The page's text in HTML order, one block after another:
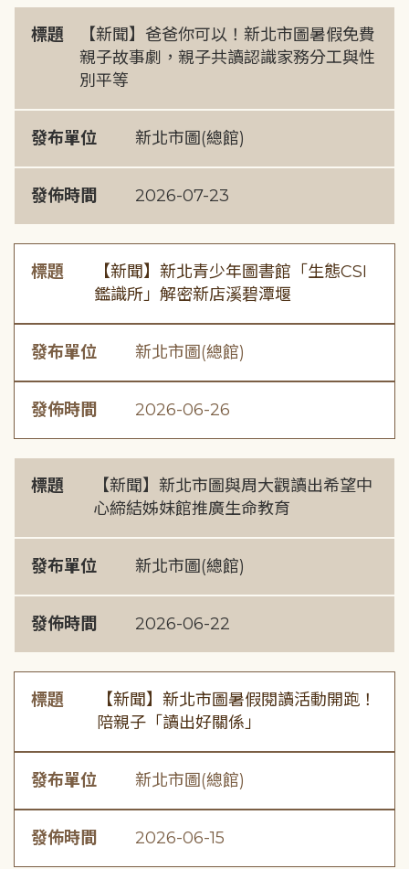
標題
【新聞】爸爸你可以！新北市圖暑假免費
親子故事劇，親子共讀認識家務分工與性
別平等
發布單位 新北市圖(總館)
發佈時間 2026-07-23
標題
【新聞】新北青少年圖書館「生態CSI
鑑識所」解密新店溪碧潭堰
發布單位 新北市圖(總館)
發佈時間 2026-06-26
標題
【新聞】新北市圖與周大觀讀出希望中
心締結姊妹館推廣生命教育
發布單位 新北市圖(總館)
發佈時間 2026-06-22
標題
【新聞】新北市圖暑假閱讀活動開跑！
陪親子「讀出好關係」
發布單位 新北市圖(總館)
發佈時間 2026-06-15